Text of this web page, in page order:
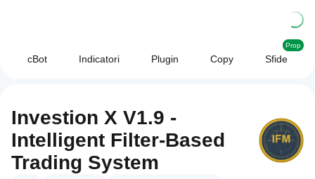
cBot Indicatori Plugin Copy Sfide
Prop
Investion X V1.9 -
Intelligent Filter-Based
Trading System